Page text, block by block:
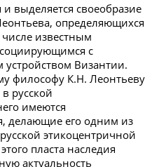
выделяется своеобразие
определяющихся
известным
с
устройством Византии.
философу К.Н. Леонтьеву
русской
имеются
делающие его одним из
этикоцентричной
пласта наследия
актуальность